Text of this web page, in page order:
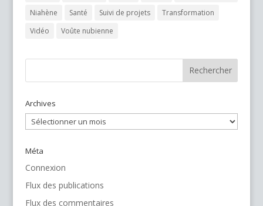
Niahène
Santé Suivi de projets
Transformation
Vidéo
Voûte nubienne
Archives
Archives
Méta
Connexion
Flux des publications
Flux des commentaires